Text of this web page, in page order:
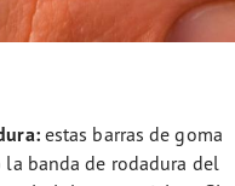
estas barras de goma
banda de rodadura del